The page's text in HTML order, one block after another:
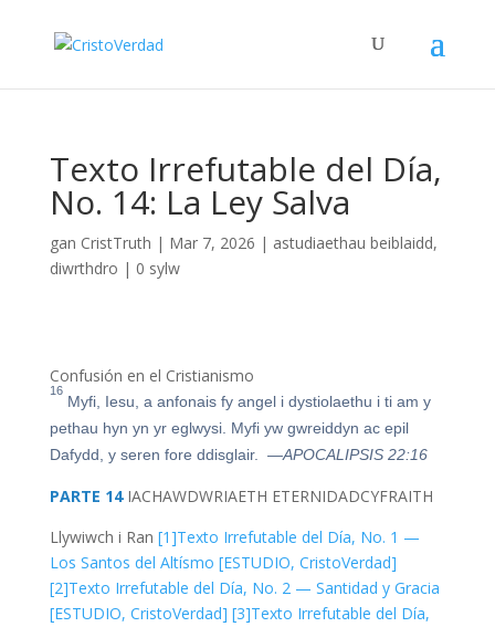
Texto Irrefutable del Día,
No. 14: La Ley Salva
gan CristTruth | Mar 7, 2026 | astudiaethau beiblaidd,
diwrthdro | 0 sylw
Confusión en el Cristianismo
16
Myfi, Iesu, a anfonais fy angel i dystiolaethu i ti am y
pethau hyn yn yr eglwysi. Myfi yw gwreiddyn ac epil
Dafydd, y seren fore ddisglair.
—APOCALIPSIS 22:16
PARTE 14 IACHAWDWRIAETH ETERNIDADCYFRAITH
Llywiwch i Ran [1]Texto Irrefutable del Día, No. 1 —
Los Santos del Altísmo [ESTUDIO, CristoVerdad]
[2]Texto Irrefutable del Día, No. 2 — Santidad y Gracia
[ESTUDIO, CristoVerdad] [3]Texto Irrefutable del Día,